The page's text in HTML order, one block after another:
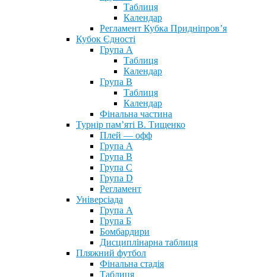
Таблиця
Календар
Регламент Кубка Придніпров’я
Кубок Єдності
Група А
Таблиця
Календар
Група В
Таблиця
Календар
Фінальна частина
Турнір пам’яті В. Тищенко
Плей — офф
Група А
Група B
Група С
Група D
Регламент
Універсіада
Група А
Група Б
Бомбардири
Дисциплінарна таблиця
Пляжний футбол
Фінальна стадія
Таблиця